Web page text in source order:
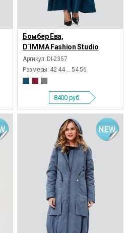
Бомбер Ева,
D`IMMA Fashion Studio
Артикул: DI-2357
Размеры: 42 44 ... 54 56
8400 руб.